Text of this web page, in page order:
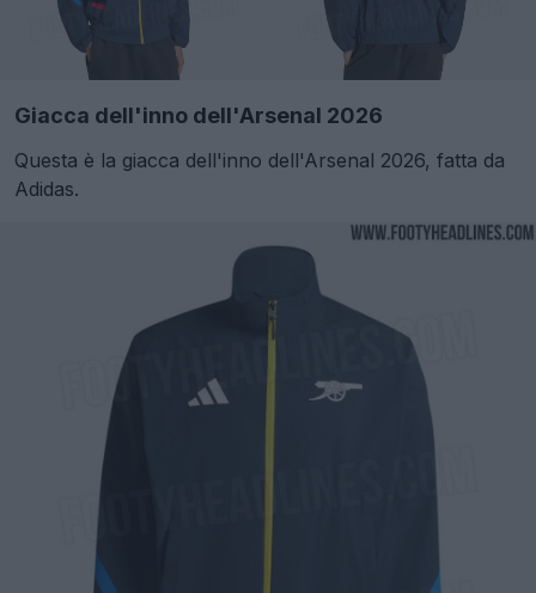
Giacca dell'inno dell'Arsenal 2026
Questa è la giacca dell'inno dell'Arsenal 2026, fatta da
Adidas.